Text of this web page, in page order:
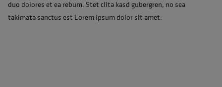
duo dolores et ea rebum. Stet clita kasd gubergren, no sea
takimata sanctus est Lorem ipsum dolor sit amet.